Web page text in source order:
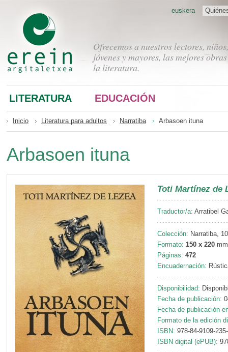
Ofrecemos a nuestros lectores, niños,
jóvenes y mayores, las mejores
la literatura.
euskera
LITERATURA EDUCACIÓN
Inicio Literatura para adultos Narratiba Arbasoen ituna
Arbasoen ituna
Toti Martínez de
Traductor/a: Arratibel
Colección: Narratiba,
Formato: 150 x 220 mm
Páginas: 472
Encuadernación:
Disponibilidad:
Fecha de publicación:
Fecha de publicación
Formato de la edición
ISBN: 978-84-9109-
ISBN digital (ePUB):